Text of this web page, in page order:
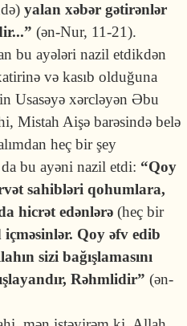
yalan xəbər gəti­rənlər
(ən-Nur, 11-21).
bu ayələri nazil etdikdən
və kasıb olduğuna
Usasə­yə xərcləyən Əbu
Mistah Aişə barə­sində belə
heç bir şey
bu ayəni nazil etdi: “Qoy
sahibləri qohum­la­ra,
hicrət edənlərə(heç bir
Qoy əfv edib
sizi bağışla­ma­sını
Rəhmlidir” (ən-